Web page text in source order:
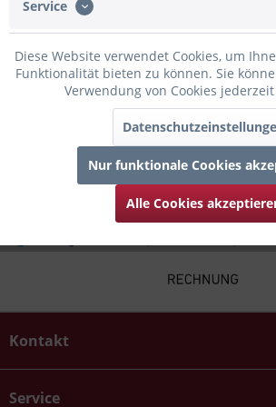
Bewertungen lesen, schreiben und
Infos zum Hersteller
Folgende Infos zum Hersteller sind
Kontakt
Service
Service
Diese Website verwendet Cookies, um
Funktionalität bieten zu können. Sie
Verwendung von Cookies jederzeit
Nur funktionale Cookies
Alle Cookies